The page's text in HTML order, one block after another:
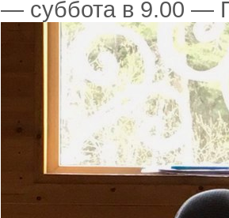
— суббота в 9.00 —